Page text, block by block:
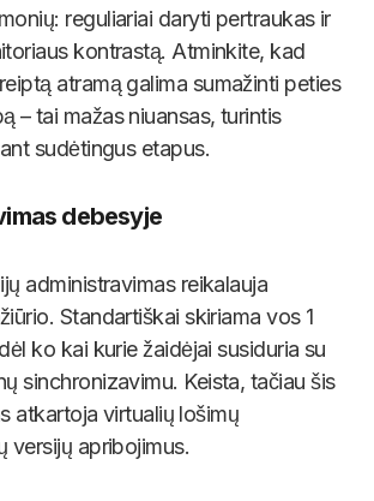
reguliariai daryti pertraukas ir
kontrastą. Atminkite, kad
atramą galima sumažinti peties
– tai mažas niuansas, turintis
sudėtingus etapus.
debesyje
administravimas reikalauja
Standartiškai skiriama vos 1
ko kai kurie žaidėjai susiduria su
sinchronizavimu. Keista, tačiau šis
atkartoja virtualių lošimų
versijų apribojimus.